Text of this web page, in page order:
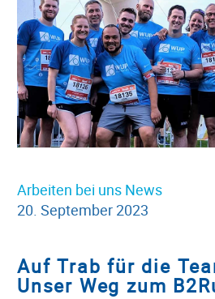
Arbeiten bei uns News
20. September 2023
Auf Trab für die
Unser Weg zum